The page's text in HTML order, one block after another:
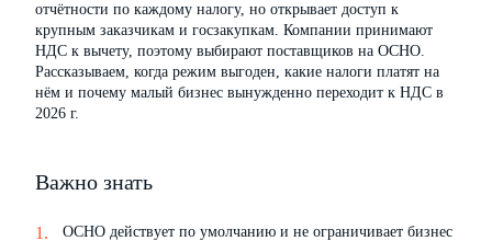
отчётности по каждому налогу, но открывает доступ к
крупным заказчикам и госзакупкам. Компании принимают
НДС к вычету, поэтому выбирают поставщиков на ОСНО.
Рассказываем, когда режим выгоден, какие налоги платят на
нём и почему малый бизнес вынужденно переходит к НДС в
2026 г.
Важно знать
ОСНО действует по умолчанию и не ограничивает бизнес